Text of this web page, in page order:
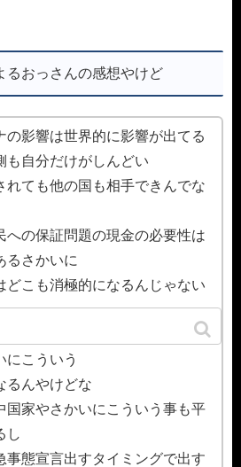
るおっさんの感想やけど
の影響は世界的に影響が出てる
も自分だけがしんどい
れても他の国も相手できんでな
への保証問題の現金の必要性は
るさかいに
どこも消極的になるんじゃない
らずスワップの事100%理解して
にこういう
るんやけどな
国家やさかいにこういう事も平
し
事態宣言出すタイミングで出す